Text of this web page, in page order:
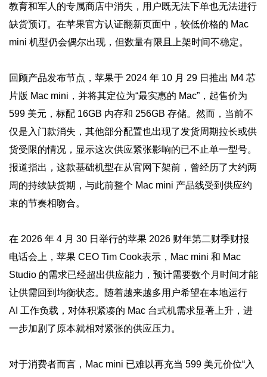
教育和军人的专属商店中消失，用户既无法下单也无法进行
缺货预订。在苹果官方认证翻新页面中，较低价格的 Mac
mini 机型仍会偶尔出现，但数量有限且上架时间不稳定。
回顾产品发布节点，苹果于 2024 年 10 月 29 日推出 M4 芯
片版 Mac mini，并将其定位为“最实惠的 Mac”，起售价为
599 美元，标配 16GB 内存和 256GB 存储。然而，当前不
仅是入门款消失，其他部分配置也出现了发货周期拉长或供
货受限的情况，显示这次供应紧张影响的已不止单一型号。
报道指出，这款基础机型在从官网下架前，曾经历了大约两
周的持续缺货期，与此前整个 Mac mini 产品线受到供应约
束的节奏相吻合。
在 2026 年 4 月 30 日举行的苹果 2026 财年第二财季财报
电话会上，苹果 CEO Tim Cook表示，Mac mini 和 Mac
Studio 的需求已经超出供应能力，预计需要数个月时间才能
让供需回到均衡状态。随着越来越多用户希望在本地运行
AI 工作负载，对体积紧凑的 Mac 台式机需求显著上升，进
一步加剧了原本就相对紧张的供应压力。
对于消费者而言，Mac mini 已难以再充当 599 美元价位“入